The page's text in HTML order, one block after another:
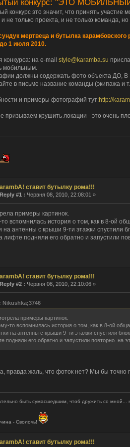
я смотрю, только ты тут и бываешь.
тишина...
поводу, купил новый сертификат.
опять тютю?
периодически... а толку?
как сертификат сдох, так никто и не заходил.
И все? Тишина?
la vie...
в теме
ответил(а) в теме
создал(а) тему интересно узнать, кто сюда
создал(а) темуБонус коды World of Tanks
все нет, как то прям печально получается..
конкурс: "ЭТО
конкурс это значит, что принять
и не только проекта, и не только команда,
мертвеца и бутылка карамбовского
1 июля 2010.
конкурса: на e-mail style@karamba.su
мобильным.
должны содержать фото объекта
в письме название команды (экипажа и
и примеры фотографий тут:http://
призываем крушить локации - это очень
ставит бутылку рома!!!
Reply #1 : Червня 08, 2010, 22:08:01 »
примеры картинок.
то вспомнилась история о том, как в 8-ой
на антенны с крыши 9-ти этажки спустили
лифте подняли его обратно и запустили
ставит бутылку рома!!!
Reply #2 : Червня 08, 2010, 22:10:06 »
Nikushka;3746
примеры картинок.
то вспомнилась история о том, как в 8-ой
на антенны с крыши 9-ти этажки спустили
подняли его обратно и запустили повторно. на
правда жаль, что фоток нет? Мы бы точно
быть сумасшедшим, чтоб дружить со мной...
- Сволочь!
ставит бутылку рома!!!